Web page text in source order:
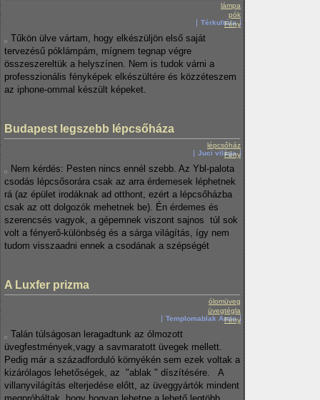
lámpa
pók
Fény
Térkultúra
Tűkön ülve vártam, hogy elkészüljön első saját
tervezésű póklámpám, mígnem tegnap végre
összeszereltük a helyszínen. Nem is tudok várni a
professzionális fényképek elkészültére és közzéteszem
az iphone-ommal készült képeket.
Budapest legszebb lépcsőháza
lépcsőház
Fény
Juci világa
Nem kérdés: Pesten nincs ennél szebb. Az Ybl-palota
csodás lépcsősorára csak az arra érdemesek léphetnek
rá (az épület irodáknak ad otthont, ezért a lépcsőházba
csak az ott dolgozók mehetnek be). Én érdemes és
szerencsés vagyok, a gépemnek viszont sajnos túl sok
volt a fényerő-különbség és a sárga világítás, így nem
tudom visszaadni ennek a csodának a szépségét
A Luxfer prizma
ólomüveg
üvegtégla
Fény
Templomablak Anno
Talán túlságosan leragadtunk az ólmozott
üvegfestmények,vagy a savmaratott üvegek mellett.
Pedig már a századforduló környékén sem ezek voltak a
kizárólagos lehetőségek, az "ablak " díszítésére. A
villanyvilágítás elterjedése előtt, az üveggyártók mindent